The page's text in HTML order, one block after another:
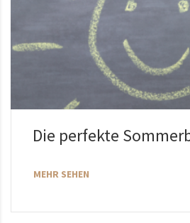
Die perfekte
MEHR SEHEN